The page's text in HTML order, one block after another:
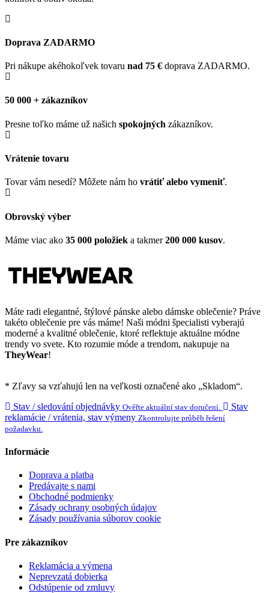
Doprava ZADARMO
Pri nákupe akéhokoľvek tovaru nad 75 € doprava ZADARMO.
50 000 + zákazníkov
Presne toľko máme už našich spokojných zákazníkov.
Vrátenie tovaru
Tovar vám nesedí? Môžete nám ho vrátiť alebo vymeniť.
Obrovský výber
Máme viac ako 35 000 položiek a takmer200 000 kusov.
Máte radi elegantné, štýlové pánske alebo dámske oblečenie? Práve
takéto oblečenie pre vás máme! Naši módni špecialisti vyberajú
moderné a kvalitné oblečenie, ktoré reflektuje aktuálne módne
trendy vo svete. Kto rozumie móde a trendom, nakupuje na
TheyWear!
* Zľavy sa vzťahujú len na veľkosti označené ako „Skladom“.
Stav / sledování objednávky Ověřte aktuální stav doručení.
Stav
reklamácie / vrátenia, stav výmeny Zkontrolujte průběh řešení
požadavku.
Informácie
Doprava a platba
Predávajte s nami
Obchodné podmienky
Zásady ochrany osobných údajov
Zásady používania súborov cookie
Pre zákazníkov
Reklamácia a výmena
Neprevzatá dobierka
Odstúpenie od zmluvy